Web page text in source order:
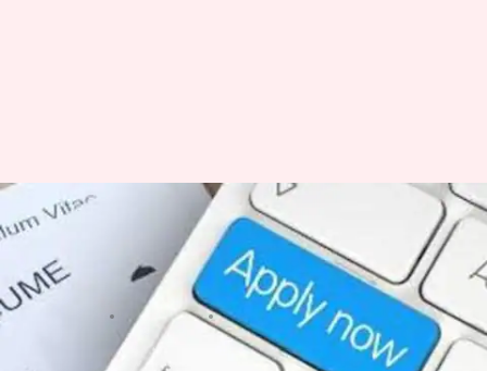
जूनियर रिसर्च फेलो भर्ती 2019: कुल
150 पदों पर भर्ती के लिए आवेदन
शुरू, जानें विवरण
May 05, 2019 09:53 pm